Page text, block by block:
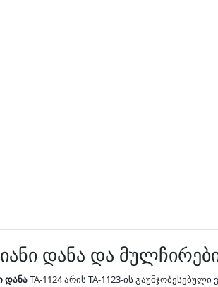
დანა და
დანაTA-1124 არის TA-1123-ის